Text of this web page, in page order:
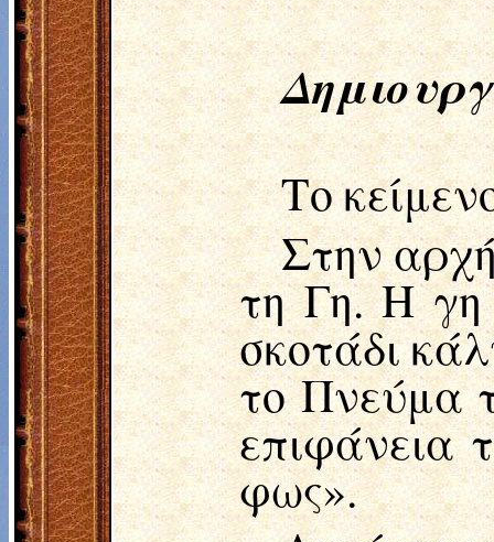
Το
Στην
τη Γη. Η γη
σκοτάδι
το Πνεύμα
επιφάνεια
φως».